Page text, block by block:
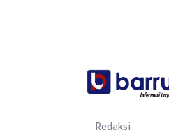
Redaksi